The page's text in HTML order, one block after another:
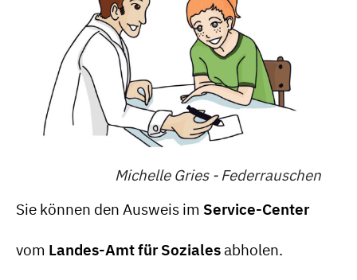
Michelle Gries - Federrauschen
Sie können den Ausweis im Service-Center
vom Landes-Amt für Sozialesabholen.